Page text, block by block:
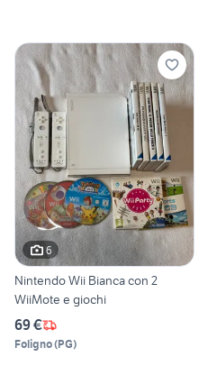
6
Nintendo Wii Bianca con 2
WiiMote e giochi
69 €
Foligno(PG)